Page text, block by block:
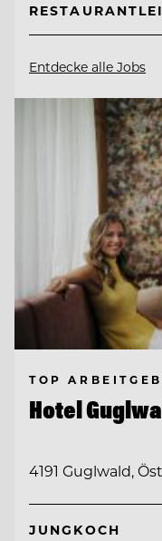
Entdecke alle Jobs
TOP
Hotel
4191 Guglwald,
JUNGKOCH